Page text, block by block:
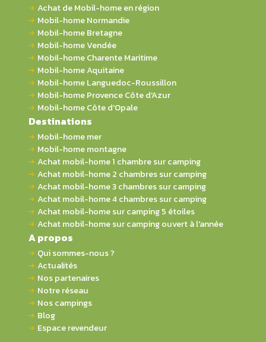
Achat de Mobil-home en région
Mobil-home Normandie
Mobil-home Bretagne
Mobil-home Vendée
Mobil-home Charente Maritime
Mobil-home Aquitaine
Mobil-home Languedoc-Roussillon
Mobil-home Provence Côte d'Azur
Mobil-home Côte d'Opale
Destinations
Mobil-home mer
Mobil-home montagne
Achat mobil-home 1 chambre sur camping
Achat mobil-home 2 chambres sur camping
Achat mobil-home 3 chambres sur camping
Achat mobil-home 4 chambres sur camping
Achat mobil-home sur camping 5 étoiles
Achat mobil-home sur camping ouvert à l'année
A propos
Qui sommes-nous ?
Actualités
Nos partenaires
Notre réseau
Nos campings
Blog
Espace revendeur